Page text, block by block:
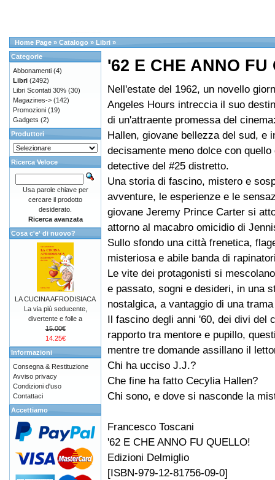
Home Page » Catalogo » Libri »
'62 E CHE ANNO FU
Nell'estate del 1962, un novello
Angeles Hours intreccia il suo
di un'attraente promessa del
Hallen, giovane bellezza del sud, e
decisamente meno dolce con quello
detective del #25 distretto.
Una storia di fascino, mistero e
avventure, le esperienze e le
giovane Jeremy Prince Carter si
attorno al macabro omicidio di
Sullo sfondo una città frenetica,
misteriosa e abile banda di
Le vite dei protagonisti si
e passato, sogni e desideri, in una
nostalgica, a vantaggio di una
Il fascino degli anni '60, dei divi del
rapporto tra mentore e pupillo,
mentre tre domande assillano il
Chi ha ucciso J.J.?
Che fine ha fatto Cecylia Hallen?
Chi sono, e dove si nasconde la
Francesco Toscani
'62 E CHE ANNO FU QUELLO!
Edizioni Delmiglio
[ISBN-979-12-81756-09-0]
Categorie
Abbonamenti (4)
Libri (2492)
Libri Scontati 30% (30)
Magazines-> (142)
Promozioni (19)
Gadgets (2)
Produttori
Ricerca Veloce
Usa parole chiave per
cercare il prodotto
desiderato.
Ricerca avanzata
Cosa c'e' di nuovo?
LA CUCINA AFRODISIACA
La via più seducente,
divertente e folle a
15.00€
14.25€
Informazioni
Consegna & Restituzione
Avviso privacy
Condizioni d'uso
Contattaci
Accettiamo